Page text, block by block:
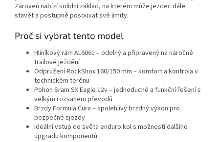
Zároveň nabízí solidní základ, na kterém může jezdec dále
stavět a postupně posouvat své limity.
Proč si vybrat tento model
Hliníkový rám AL6061 – odolný a připravený na náročné
trailové ježdění
Odpružení RockShox 160/150 mm – komfort a kontrola v
technickém terénu
Pohon Sram SX Eagle 12v – jednoduché a funkční řešení s
velkým rozsahem převodů
Brzdy Formula Cura – spolehlivý brzdný výkon pro
bezpečné sjezdy
Ideální vstup do světa enduro kol s možností dalšího
upgradu komponentů